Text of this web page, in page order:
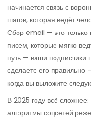
начинается связь с
шагов, которая ведёт
Сбор email — это только
писем, которые мягко
путь — ваши подписчики
сделаете его правильно
когда вы выложите
В 2025 году всё
алгоритмы соцсетей